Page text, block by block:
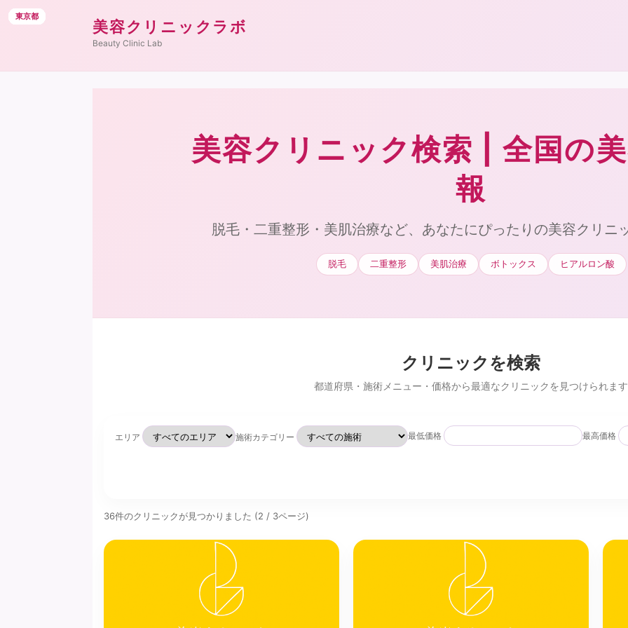
美容クリニックラボ
Beauty Clinic Lab
美容クリニック検索 | 全国の
報
脱毛・二重整形・美肌治療など、あなたにぴったりの美容クリニ
脱毛 二重整形 美肌治療 ボトックス ヒアルロン酸
クリニックを検索
都道府県・施術メニュー・価格から最適なクリニックを見つけられます
エリア 施術カテゴリー 最低価格 最高価格
36件のクリニックが見つかりました (2 / 3ページ)
東京都
東京都
東京都
東京都
東京都
東京都
東京都
東京都
東京都
東京都
東京都
東京都